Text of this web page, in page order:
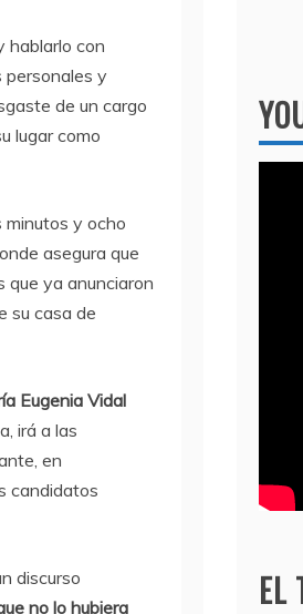
hablarlo con
personales y
de un cargo
lugar como
minutos y ocho
asegura que
que ya anunciaron
su casa de
Eugenia Vidal
irá a las
en
candidatos
discurso
no lo hubiera
EL